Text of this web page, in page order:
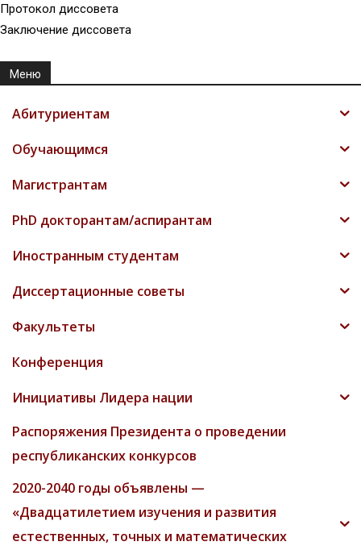
Протокол диссовета
Заключение диссовета
Меню
Абитуриентам
Обучающимся
Магистрантам
PhD докторантам/аспирантам
Иностранным студентам
Диссертационные советы
Факультеты
Конференция
Инициативы Лидера нации
Распоряжения Президента о проведении
республиканских конкурсов
2020-2040 годы объявлены —
«Двадцатилетием изучения и развития
естественных, точных и математических